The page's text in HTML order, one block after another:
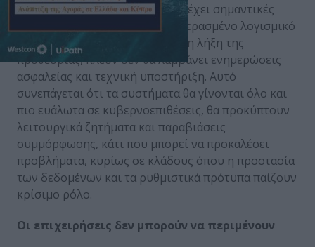
Αυτή η κίνηση της Microsoft θα έχει σημαντικές
επιπτώσεις. Παρόλο που το ξεπερασμένο λογισμικό
μπορεί να λειτουργεί και μετά τη λήξη της
προθεσμίας, πλέον δεν θα λαμβάνει ενημερώσεις
ασφαλείας και τεχνική υποστήριξη. Αυτό
συνεπάγεται ότι τα συστήματα θα γίνονται όλο και
πιο ευάλωτα σε κυβερνοεπιθέσεις, θα προκύπτουν
λειτουργικά ζητήματα και παραβιάσεις
συμμόρφωσης, κάτι που μπορεί να προκαλέσει
προβλήματα, κυρίως σε κλάδους όπου η προστασία
των δεδομένων και τα ρυθμιστικά πρότυπα παίζουν
κρίσιμο ρόλο.
Οι επιχειρήσεις δεν μπορούν να περιμένουν